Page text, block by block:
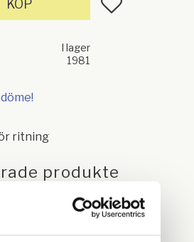
KÖP
I lager
1981
ritning
produkte